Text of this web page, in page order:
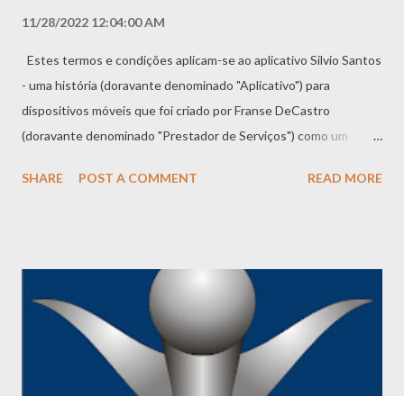
11/28/2022 12:04:00 AM
Estes termos e condições aplicam-se ao aplicativo Silvio Santos
- uma história (doravante denominado "Aplicativo") para
dispositivos móveis que foi criado por Franse DeCastro
(doravante denominado "Prestador de Serviços") como um
concorda automaticamente com os seguintes termos. É
Aplicativo ou de nossas marcas registradas são estritamente
proibidas. Quaisquer tentativas de extrair o código-fonte do
Aplicativo, traduzir o Aplicativo para outros idiomas ou criar
versões derivadas não são permitidas. Todas as marcas
registradas, direitos autorais, direitos de banco de dados e
SHARE POST A COMMENT READ MORE